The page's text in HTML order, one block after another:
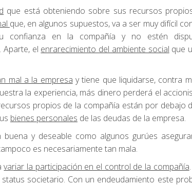
que está obteniendo sobre sus recursos
que, en algunos supuestos, va a ser muy difícil
confianza en la compañía y no estén
Aparte, el enrarecimiento del ambiente social que
mal a la empresa y tiene que liquidarse, contra
la experiencia, más dinero perderá el
propios de la compañía están por debajo
bienes personales de las deudas de la empresa.
y deseable como algunos gurúes
es necesariamente tan mala.
variar la participación en el control de la compañía
societario. Con un endeudamiento este